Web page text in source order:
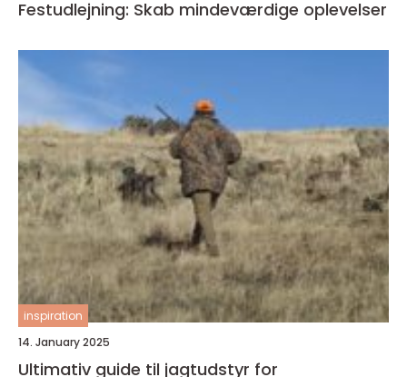
Festudlejning: Skab mindeværdige oplevelser
inspiration
14. January 2025
Ultimativ guide til jagtudstyr for